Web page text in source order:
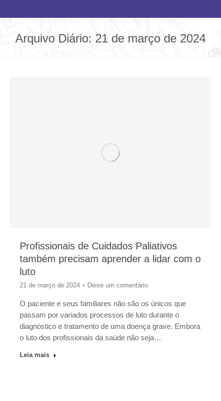
Arquivo Diário: 21 de março de 2024
Profissionais de Cuidados Paliativos
também precisam aprender a lidar com o
luto
21 de março de 2024 Deixe um comentário
O paciente e seus familiares não são os únicos que
passam por variados processos de luto durante o
diagnóstico e tratamento de uma doença grave. Embora
o luto dos profissionais da saúde não seja…
Leia mais